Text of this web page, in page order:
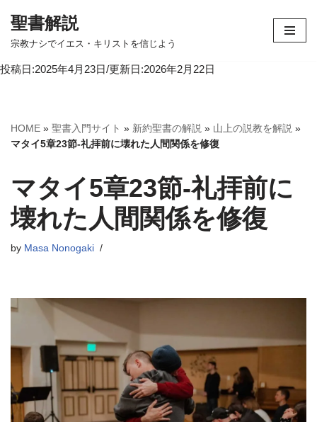
コ
テ
へ
ス
プ
聖書解説
宗教ナシでイエス・キリストを信じよう
投稿日:2025年4月23日/更新日:2026年2月22日
HOME » 聖書入門サイト » 新約聖書の解説 » 山上の説教を解説 »
マタイ5章23節-礼拝前に壊れた人間関係を修復
マタイ5章23節-礼拝前に
壊れた人間関係を修復
by Masa Nonogaki